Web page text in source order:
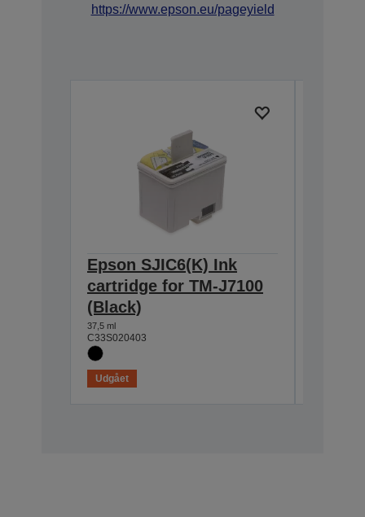
https://www.epson.eu/pageyield
Epson SJIC6(K) Ink
cartridge for TM-J7100
(Black)
37,5 ml
C33S020403
Udgået